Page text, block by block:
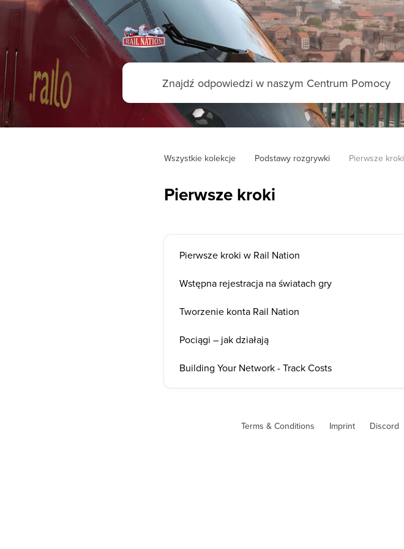
Wszystkie kolekcje Podstawy rozgrywki Pierwsze kroki
Pierwsze kroki
Pierwsze kroki w Rail Nation
Wstępna rejestracja na światach gry
Tworzenie konta Rail Nation
Pociągi – jak działają
Building Your Network - Track Costs
Terms & Conditions Imprint Discord